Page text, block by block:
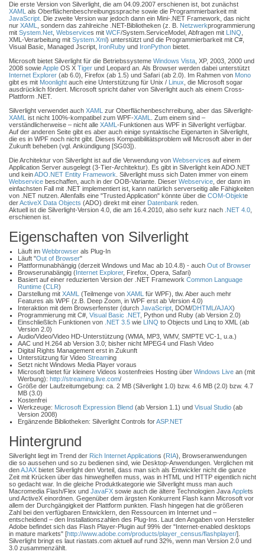
Die erste Version von Silverlight, die am 04.09.2007 erschienen ist, bot zunächst
XAML als Oberflächenbeschreibungssprache sowie die Programmierbarkeit mit
JavaScript . Die zweite Version war jedoch dann ein Mini-.NET Framework, das nicht
nur XAML , sondern das zahlreiche .NET-Bibliotheken (z. B. Netzwerkprogrammierung
mit System.Net Webservices mit WCF/System.ServiceModel, Abfragen mit LINQ
XML-Verarbeitung mit System.Xml) unterstützt und die Programmierbarkeit mit C#,
Visual Basic, Managed Jscript, IronRuby und IronPython bietet.
Microsoft bietet Silverlight für die Betriebssysteme Windows Vista , XP, 2003, 2000 und
2008 sowieApple OS X Tiger und Leopard an. Als Browser werden dabei unterstützt
Internet Explorer (ab 6.0), Firefox (ab 1.5) und Safari (ab 2.0). Im Rahmen von Mono
gibt es mit Moonlight auch eine Unterstützung für Unix / Linux , die Microsoft sogar
ausdrücklich fördert. Microsoft spricht daher von Silverlight auch als einem Cross-
Plattform .NET.
Silverlight verwendet auch XAML zur Oberflächenbeschrreibung, aber das Silverlight-
XAML ist nicht 100%-kompatibel zum WPF-XAML
. Zum einem sind –
verständlicherweise – nicht alle XAML -Funktionen aus WPF in Silverlight verfügbar.
Auf der anderen Seite gibt es aber auch einige syntaktische Eigenarten in Silverlight,
die es in WPF noch nicht gibt. Dieses Kompatibilitätsproblem will Microsoft aber in der
Zukunft beheben (vgl. Ankündigung [SG03]).
Die Architektur von Silverlight ist auf die Verwendung von Webservices auf einem
Application Server ausgelegt (3-Tier-Architektur). Es gibt in Silverlight kein ADO.NET
und keinADO.NET Entity Framework . Silverlight muss sich Daten immer von einem
Webservice beschaffen, auch in der OOB-Variante. Dieser Webservice , der dann im
einfachsten Fall mit .NET implementiert ist, kann natürlich serverseitig alle Fähigkeiten
von .NET nutzen. Allenfalls eine "Trusted Application" könnte über die COM-Objekte
derActiveX Data Objects (ADO) direkt mit einer Datenbank reden.
Aktuell ist die Silverlight-Version 4.0, die am 16.4.2010, also sehr kurz nach .NET 4.0
erschienen ist.
Eigenschaften von Silverlight
Läuft im Webbrowser als Plug-In
Läuft "Out of Browser"
Plattformunabhängig (derzeit Windows und Mac ab 10.4.8) - auch Out of Browser
Browserunabängig (Internet Explorer, Firefox, Opera, Safari)
Basiert auf einer reduzierten Version der .NET Framework Common Language
Runtime (CLR)
Darstellung mit XAML (Teilmenge von XAML für WPF), tlw. Aber auch mehr
Features als WPF (z.B. Deep Zoom, in WPF erst ab Version 4.0)
Interaktion mit dem Browserfenster (durch JavaScript , DOM/DHTML /AJAX)
Programmierung mit C#, Visual Basic .NET, Python und Ruby (ab Version 2.0)
Einschließlich Funktionen von .NET 3.5 wie LINQ to Objects und Linq to XML (ab
Version 2.0)
Audio/Video/Video HD-Unterstützung (WMA, MP3, WMV, SMPTE VC-1, u.a.)
AAC und H.264 ab Version 3.0; bisher nicht MPEG4 und Flash Video
Digital Rights Management erst in Zukunft
Unterstützung für Video Streaming
Setzt nicht Windows Media Player voraus
Microsoft bietet für kleinere Videos kostenfreies Hosting über Windows Live an (mit
Werbung): http://streaming. live.com/
Größe der Laufzeitumgebung: ca. 2 MB (Silverlight 1.0) bzw. 4.6 MB (2.0) bzw. 4.7
MB (3.0)
Kostenfrei
Werkzeuge: Microsoft Expression Blend (ab Version 1.1) und Visual Studio (ab
Version 2008)
Ergänzende Bibliotheken: Silverlight Controls forASP.NET
Hintergrund
Silverlight liegt im Trend der Rich Internet Applications (RIA), Browseranwendungen
die so aussehen und so zu bedienen sind, wie Desktop-Anwendungen. Verglichen mit
denAJAX bietet Silverlight den Vorteil, dass man sich als Entwickler nicht die ganze
Zeit mit Krücken über das hinweghelfen muss, was in HTML und HTTP eigentlich nicht
so gedacht war. In die gleiche Produktkategorie wie Silverlight muss man auch
Macromedia Flash/Flex und JavaFX sowie auch die ältere Technologien JavaApplets
und ActiveX einordnen. Gegenüber dem ärgsten Konkurrent Flash kann Microsoft vor
allem der Durchgängigkeit der Plattform punkten. Flash hingegen hat die größeren
Zahl bei den verfügbaren Entwicklern, den Ressourcen im Internet und –
entscheidend – den Installationszahlen des Plug-Ins. Laut den Angaben von Hersteller
Adobe befindet sich das Flash Player-Plugin auf 99% der "Internet-enabled desktops
in mature markets" [http://www.adobe.com/products/player_census/flashplayer/].
Silverlight bringt es laut riastats.com aktuell auf rund 32%, wenn man Version 2.0 und
3.0 zusammenzählt.